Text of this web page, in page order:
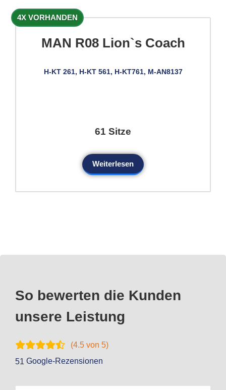
4X VORHANDEN
MAN R08 Lion`s Coach
H-KT 261, H-KT 561, H-KT761, M-AN8137
61 Sitze
Weiterlesen
So bewerten die Kunden
unsere Leistung
(4.5 von 5)
51 Google-Rezensionen